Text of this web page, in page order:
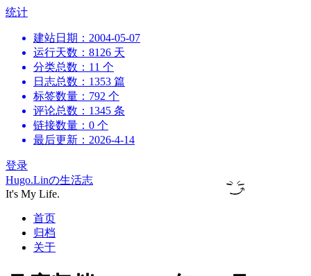
跳
统计
建站日期：2004-05-07
运行天数：8126 天
分类总数：11 个
日志总数：1353 篇
标签数量：792 个
评论总数：1345 条
链接数量：0 个
最后更新：2026-4-14
登录
Hugo.Linの生活志
It's My Life.
首页
归档
关于